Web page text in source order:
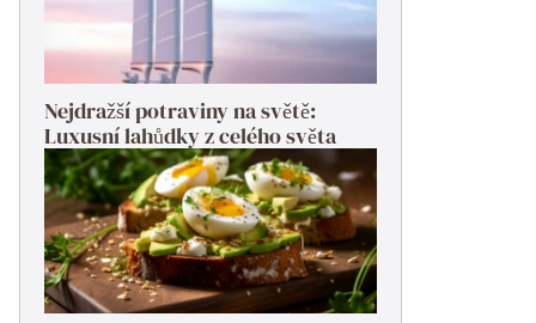
Nejdražší potraviny na světě:
Luxusní lahůdky z celého světa